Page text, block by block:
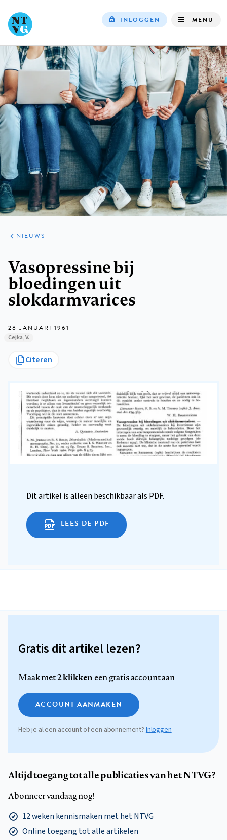
navigation
INLOGGEN MENU
ARTIKELEN
HET
KORT
NIEUWS
Vasopressine bij
bloedingen uit
slokdarmvarices
28 JANUARI 1961
Cejka, V.
Citeren
Dit artikel is alleen beschikbaar als PDF.
LEES DE PDF
Gratis dit artikel lezen?
Maak met2 klikkeneen gratis account aan
ACCOUNT AANMAKEN
Heb je al een account of een abonnement? Inloggen
Altijd toegang tot alle publicaties van het NTVG?
Abonneer vandaag nog!
12 weken kennismaken met het NTVG
Online toegang tot alle artikelen